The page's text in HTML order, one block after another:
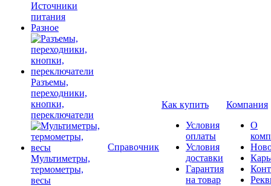
Источники
питания
Разное
Разъемы,
переходники,
кнопки,
переключатели
Мультиметры,
термометры,
весы
Справочник
Как купить
Условия
оплаты
Условия
доставки
Гарантия
на товар
Компания
О